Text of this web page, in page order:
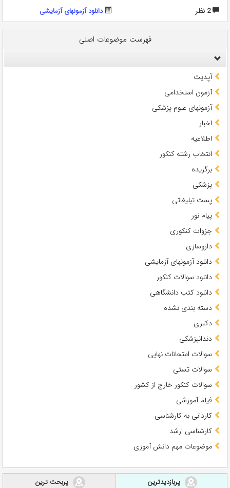
2 نظر
دانلود آزمونهای آزمایشی
فهرست موضوعات اصلی
آپدیت
آزمون استخدامی
آزمونهای علوم پزشکی
اخبار
اطلاعیه
انتخاب رشته کنکور
برگزیده
پزشکی
پست تبلیغاتی
پیام نور
جزوات کنکوری
داروسازی
دانلود آزمونهای آزمایشی
دانلود سوالات کنکور
دانلود کتب دانشگاهی
دسته بندی نشده
دکتری
دندانپزشکی
سوالات امتحانات نهایی
سوالات تستی
سوالات کنکور خارج از کشور
فیلم آموزشی
کاردانی به کارشناسی
کارشناسی ارشد
موضوعات مهم دانش آموزی
پربازدیدترین
پربحث ترین